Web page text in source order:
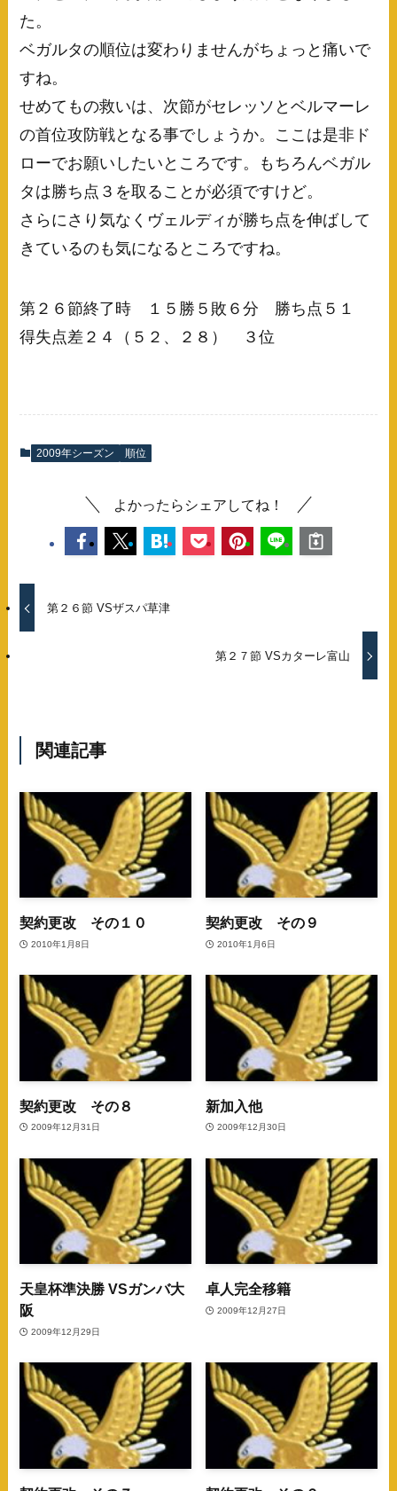
た。
ベガルタの順位は変わりませんがちょっと痛いで
すね。
せめてもの救いは、次節がセレッソとベルマーレ
の首位攻防戦となる事でしょうか。ここは是非ド
ローでお願いしたいところです。もちろんベガル
タは勝ち点３を取ることが必須ですけど。
さらにさり気なくヴェルディが勝ち点を伸ばして
きているのも気になるところですね。
第２６節終了時 １５勝５敗６分 勝ち点５１
得失点差２４（５２、２８） ３位
2009年シーズン 順位
よかったらシェアしてね！
第２６節 VSザスパ草津
第２７節 VSカターレ富山
関連記事
契約更改 その１０
2010年1月8日
契約更改 その９
2010年1月6日
契約更改 その８
2009年12月31日
新加入他
2009年12月30日
天皇杯準決勝 VSガンバ大
阪
2009年12月29日
卓人完全移籍
2009年12月27日